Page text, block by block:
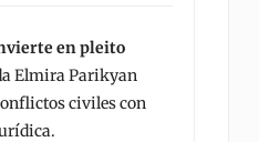
en pleito
Elmira Parikyan
civiles con